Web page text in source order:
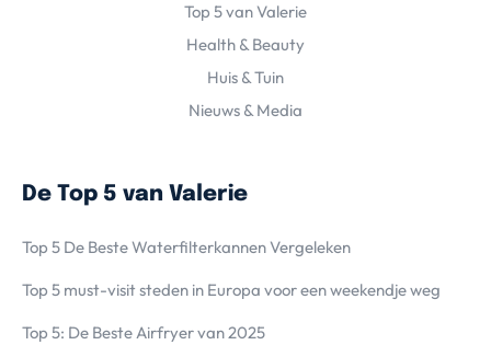
Top 5 van Valerie
Health & Beauty
Huis & Tuin
Nieuws & Media
De Top 5 van Valerie
Top 5 De Beste Waterfilterkannen Vergeleken
Top 5 must-visit steden in Europa voor een weekendje weg
Top 5: De Beste Airfryer van 2025